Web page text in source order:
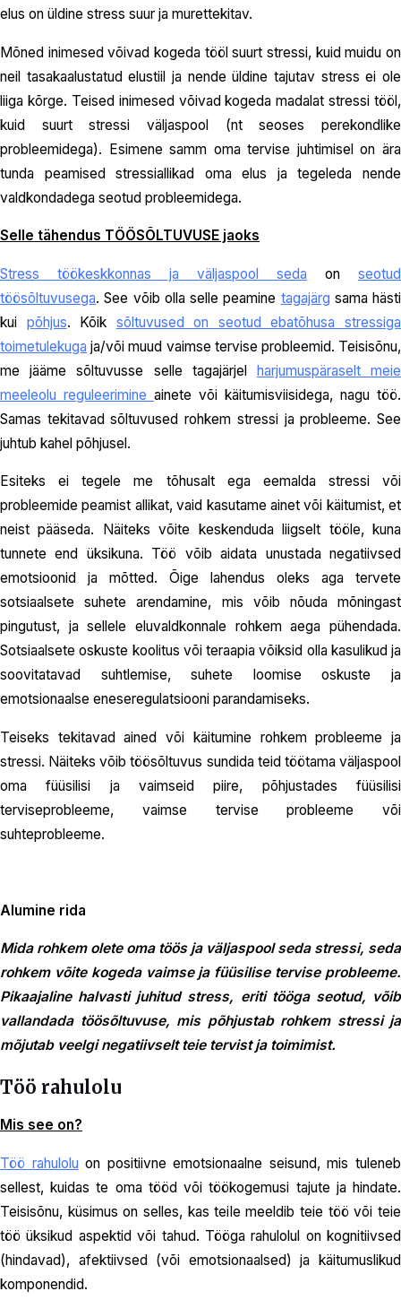
elus on üldine stress suur ja murettekitav.
Mõned inimesed võivad kogeda tööl suurt stressi, kuid muidu on
neil tasakaalustatud elustiil ja nende üldine tajutav stress ei ole
liiga kõrge. Teised inimesed võivad kogeda madalat stressi tööl,
kuid suurt stressi väljaspool (nt seoses perekondlike
probleemidega). Esimene samm oma tervise juhtimisel on ära
tunda peamised stressiallikad oma elus ja tegeleda nende
valdkondadega seotud probleemidega.
Selle tähendus TÖÖSÕLTUVUSE jaoks
Stress töökeskkonnas ja väljaspool seda on seotud
töösõltuvusega. See võib olla selle peamine tagajärg sama hästi
kui põhjus. Kõik sõltuvused on seotud ebatõhusa stressiga
toimetulekuga ja/või muud vaimse tervise probleemid. Teisisõnu,
me jääme sõltuvusse selle tagajärjel harjumuspäraselt meie
meeleolu reguleerimine ainete või käitumisviisidega, nagu töö.
Samas tekitavad sõltuvused rohkem stressi ja probleeme. See
juhtub kahel põhjusel.
Esiteks ei tegele me tõhusalt ega eemalda stressi või
probleemide peamist allikat, vaid kasutame ainet või käitumist, et
neist pääseda. Näiteks võite keskenduda liigselt tööle, kuna
tunnete end üksikuna. Töö võib aidata unustada negatiivsed
emotsioonid ja mõtted. Õige lahendus oleks aga tervete
sotsiaalsete suhete arendamine, mis võib nõuda mõningast
pingutust, ja sellele eluvaldkonnale rohkem aega pühendada.
Sotsiaalsete oskuste koolitus või teraapia võiksid olla kasulikud ja
soovitatavad suhtlemise, suhete loomise oskuste ja
emotsionaalse eneseregulatsiooni parandamiseks.
Teiseks tekitavad ained või käitumine rohkem probleeme ja
stressi. Näiteks võib töösõltuvus sundida teid töötama väljaspool
oma füüsilisi ja vaimseid piire, põhjustades füüsilisi
terviseprobleeme, vaimse tervise probleeme või
suhteprobleeme.
Alumine rida
Mida rohkem olete oma töös ja väljaspool seda stressi, seda
rohkem võite kogeda vaimse ja füüsilise tervise probleeme.
Pikaajaline halvasti juhitud stress, eriti tööga seotud, võib
vallandada töösõltuvuse, mis põhjustab rohkem stressi ja
mõjutab veelgi negatiivselt teie tervist ja toimimist.
Töö rahulolu
Mis see on?
Töö rahulolu on positiivne emotsionaalne seisund, mis tuleneb
sellest, kuidas te oma tööd või töökogemusi tajute ja hindate.
Teisisõnu, küsimus on selles, kas teile meeldib teie töö või teie
töö üksikud aspektid või tahud. Tööga rahulolul on kognitiivsed
(hindavad), afektiivsed (või emotsionaalsed) ja käitumuslikud
komponendid.